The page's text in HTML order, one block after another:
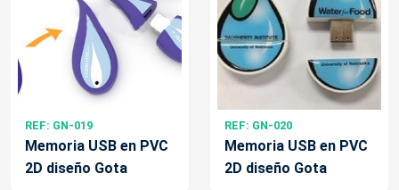
REF: GN-019
Memoria USB en PVC
2D diseño Gota
REF: GN-020
Memoria USB en PVC
2D diseño Gota